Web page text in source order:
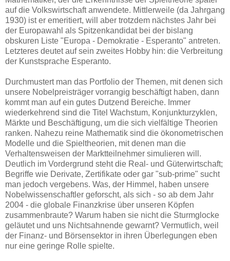
auf die Volkswirtschaft anwendete. Mittlerweile (da Jahrgang
1930) ist er emeritiert, will aber trotzdem nächstes Jahr bei
der Europawahl als Spitzenkandidat bei der bislang
obskuren Liste "Europa - Demokratie - Esperanto" antreten.
Letzteres deutet auf sein zweites Hobby hin: die Verbreitung
der Kunstsprache Esperanto.
Durchmustert man das Portfolio der Themen, mit denen sich
unsere Nobelpreisträger vorrangig beschäftigt haben, dann
kommt man auf ein gutes Dutzend Bereiche. Immer
wiederkehrend sind die Titel Wachstum, Konjunkturzyklen,
Märkte und Beschäftigung, um die sich vielfältige Theorien
ranken. Nahezu reine Mathematik sind die ökonometrischen
Modelle und die Spieltheorien, mit denen man die
Verhaltensweisen der Marktteilnehmer simulieren will.
Deutlich im Vordergrund steht die Real- und Güterwirtschaft;
Begriffe wie Derivate, Zertifikate oder gar "sub-prime" sucht
man jedoch vergebens. Was, der Himmel, haben unsere
Nobelwissenschaftler geforscht, als sich - so ab dem Jahr
2004 - die globale Finanzkrise über unseren Köpfen
zusammenbraute? Warum haben sie nicht die Sturmglocke
geläutet und uns Nichtsahnende gewarnt? Vermutlich, weil
der Finanz- und Börsensektor in ihren Überlegungen eben
nur eine geringe Rolle spielte.